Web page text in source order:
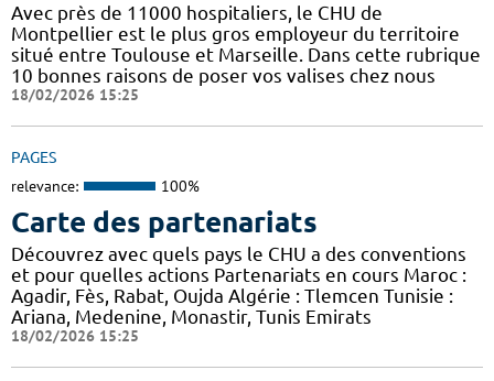
Avec près de 11000 hospitaliers, le CHU de
Montpellier est le plus gros employeur du territoire
situé entre Toulouse et Marseille. Dans cette rubrique
10 bonnes raisons de poser vos valises chez nous
18/02/2026 15:25
PAGES
relevance: 100%
Carte des partenariats
Découvrez avec quels pays le CHU a des conventions
et pour quelles actions Partenariats en cours Maroc :
Agadir, Fès, Rabat, Oujda Algérie : Tlemcen Tunisie :
Ariana, Medenine, Monastir, Tunis Emirats
18/02/2026 15:25